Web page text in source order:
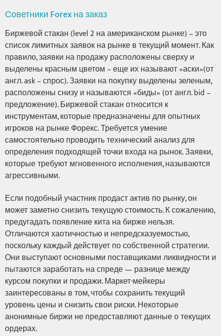
Советники Forex на заказ
Биржевой стакан (level 2 на американском рынке) – это
список лимитных заявок на рынке в текущий момент. Как
правило, заявки на продажу расположены сверху и
выделены красным цветом – еще их называют «аски»(от
англ. ask – спрос). Заявки на покупку выделены зеленым,
расположены снизу и называются «биды» (от англ. bid –
предложение). Биржевой стакан относится к
инструментам, которые предназначены для опытных
игроков на рынке Форекс. Требуется умение
самостоятельно проводить технический анализ для
определения подходящей точки входа на рынок. Заявки,
которые требуют мгновенного исполнения, называются
агрессивными.
Если подобный участник продаст актив по рынку, он
может заметно снизить текущую стоимость. К сожалению,
предугадать появление кита на бирже нельзя.
Отличаются хаотичностью и непредсказуемостью,
поскольку каждый действует по собственной стратегии.
Они выступают основными поставщиками ликвидности и
пытаются заработать на спреде — разнице между
курсом покупки и продажи. Маркет-мейкеры
заинтересованы в том, чтобы сохранить текущий
уровень цены и снизить свои риски. Некоторые
анонимные биржи не предоставляют данные о текущих
ордерах.